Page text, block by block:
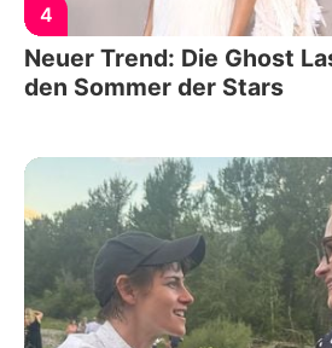
4
Neuer Trend: Die Ghost
den Sommer der Stars